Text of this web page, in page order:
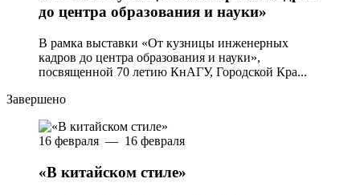
до центра образования и науки»
В рамка выставки «От кузницы инженерных
кадров до центра образования и науки»,
посвященной 70 летию КнАГУ, Городской Кра...
Завершено
16 февраля — 16 февраля
«В китайском стиле»